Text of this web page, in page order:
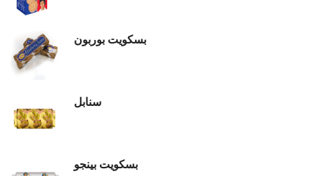
بسكويت بوربون
سنابل
بسكويت بينجو